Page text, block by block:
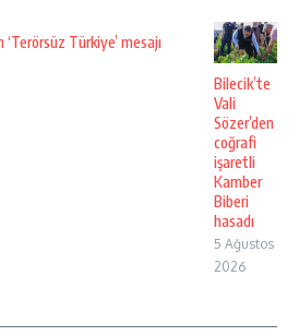
‘Terörsüz Türkiye’ mesajı
Bilecik’te
Vali
Sözer’den
coğrafi
işaretli
Kamber
Biberi
hasadı
5 Ağustos
2026